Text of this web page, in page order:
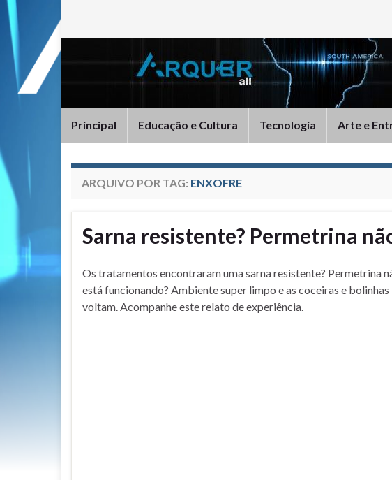
Principal Educação e Cultura Tecnologia Arte e
ARQUIVO POR TAG: ENXOFRE
Sarna resistente? Permetrina
Os tratamentos encontraram uma sarna resistente? Permetrina
está funcionando? Ambiente super limpo e as coceiras e bolinhas
voltam. Acompanhe este relato de experiência.